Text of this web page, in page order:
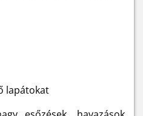
lapátokat